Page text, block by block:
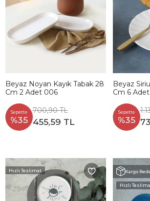
Beyaz Noyan Kayık Tabak 28
Cm 2 Adet 006
Sepette
%35
700,90 TL
455,59 TL
Beyaz
Cm 6
Sepette
%35
Hızlı Teslimat Kargo
Hızlı